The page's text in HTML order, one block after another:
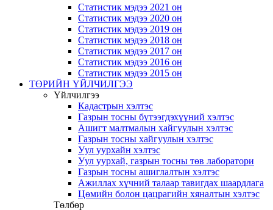
Статистик мэдээ 2021 он
Статистик мэдээ 2020 он
Статистик мэдээ 2019 он
Статистик мэдээ 2018 он
Статистик мэдээ 2017 он
Статистик мэдээ 2016 он
Статистик мэдээ 2015 он
ТӨРИЙН ҮЙЛЧИЛГЭЭ
Үйлчилгээ
Кадастрын хэлтэс
Газрын тосны бүтээгдэхүүний хэлтэс
Ашигт малтмалын хайгуулын хэлтэс
Газрын тосны хайгуулын хэлтэс
Уул уурхайн хэлтэс
Уул уурхай, газрын тосны төв лаборатори
Газрын тосны ашиглалтын хэлтэс
Ажиллах хүчний талаар тавигдах шаардлага
Цөмийн болон цацрагийн хяналтын хэлтэс
Төлбөр